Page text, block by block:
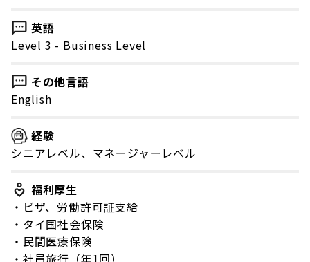
英語
Level 3 - Business Level
その他言語
English
経験
シニアレベル、マネージャーレベル
福利厚生
・ビザ、労働許可証支給
・タイ国社会保険
・民間医療保険
・社員旅行（年1回）